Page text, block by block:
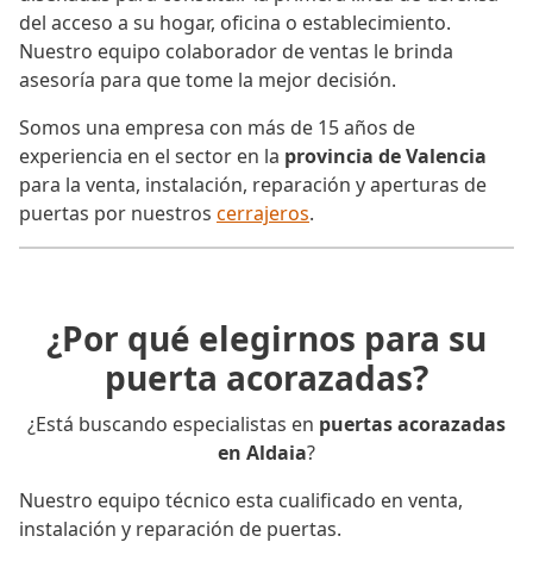
del acceso a su hogar, oficina o establecimiento.
Nuestro equipo colaborador de ventas le brinda
asesoría para que tome la mejor decisión.
Somos una empresa con más de 15 años de
experiencia en el sector en la provincia de Valencia
para la venta, instalación, reparación y aperturas de
puertas por nuestros cerrajeros.
¿Por qué elegirnos para su
puerta acorazadas?
¿Está buscando especialistas en puertas acorazadas
en Aldaia?
Nuestro equipo técnico esta cualificado en venta,
instalación y reparación de puertas.